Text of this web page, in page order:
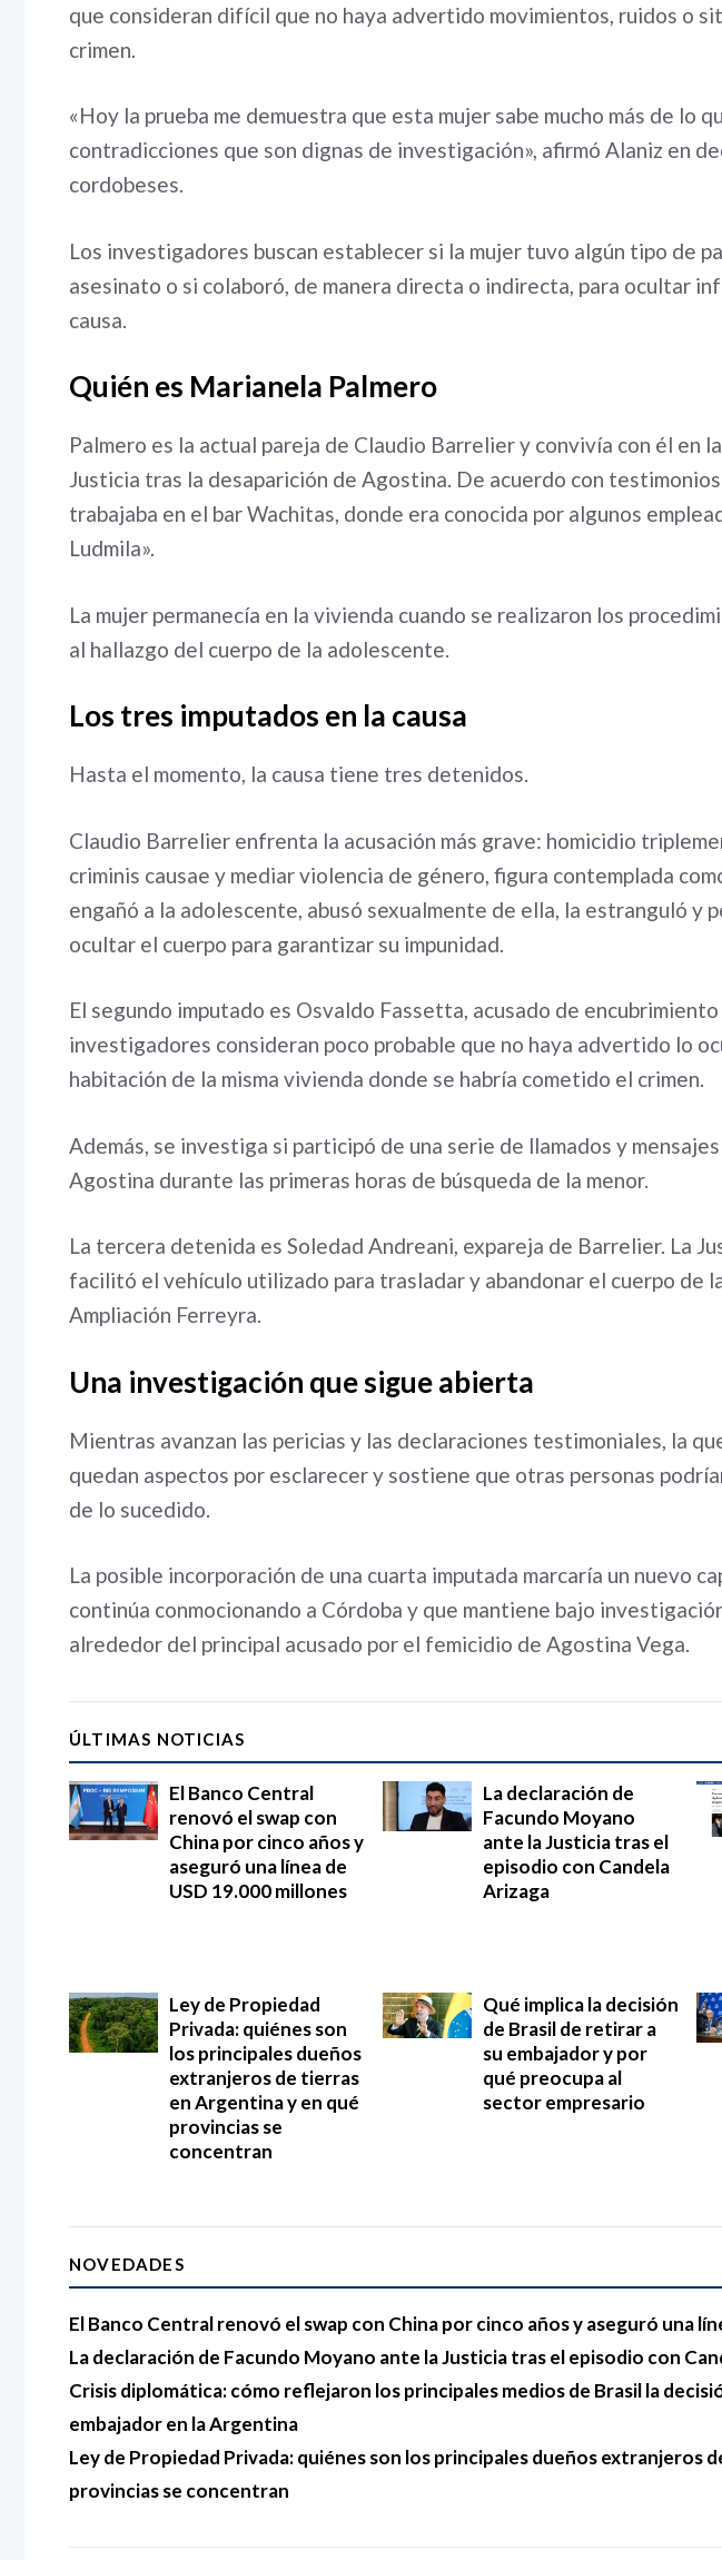
que consideran difícil que no haya advertido movimientos, ruidos o
crimen.
«Hoy la prueba me demuestra que esta mujer sabe mucho más de lo
contradicciones que son dignas de investigación», afirmó Alaniz en
cordobeses.
Los investigadores buscan establecer si la mujer tuvo algún tipo de
asesinato o si colaboró, de manera directa o indirecta, para ocultar
causa.
Quién es Marianela Palmero
Palmero es la actual pareja de Claudio Barrelier y convivía con él en
Justicia tras la desaparición de Agostina. De acuerdo con
trabajaba en el bar Wachitas, donde era conocida por algunos
Ludmila».
La mujer permanecía en la vivienda cuando se realizaron los
al hallazgo del cuerpo de la adolescente.
Los tres imputados en la causa
Hasta el momento, la causa tiene tres detenidos.
Claudio Barrelier enfrenta la acusación más grave: homicidio
criminis causae y mediar violencia de género, figura contemplada
engañó a la adolescente, abusó sexualmente de ella, la estranguló
ocultar el cuerpo para garantizar su impunidad.
El segundo imputado es Osvaldo Fassetta, acusado de
investigadores consideran poco probable que no haya advertido lo
habitación de la misma vivienda donde se habría cometido el crimen.
Además, se investiga si participó de una serie de llamados y
Agostina durante las primeras horas de búsqueda de la menor.
La tercera detenida es Soledad Andreani, expareja de Barrelier. La
facilitó el vehículo utilizado para trasladar y abandonar el cuerpo de
Ampliación Ferreyra.
Una investigación que sigue abierta
Mientras avanzan las pericias y las declaraciones testimoniales, la
quedan aspectos por esclarecer y sostiene que otras personas
de lo sucedido.
La posible incorporación de una cuarta imputada marcaría un nuevo
continúa conmocionando a Córdoba y que mantiene bajo
alrededor del principal acusado por el femicidio de Agostina Vega.
ÚLTIMAS NOTICIAS
El Banco Central
renovó el swap con
China por cinco años y
aseguró una línea de
USD 19.000 millones
La declaración de
Facundo Moyano
ante la Justicia tras el
episodio con Candela
Arizaga
Ley de Propiedad
Privada: quiénes son
los principales dueños
extranjeros de tierras
en Argentina y en qué
provincias se
concentran
Qué implica la decisión
de Brasil de retirar a
su embajador y por
qué preocupa al
sector empresario
NOVEDADES
El Banco Central renovó el swap con China por cinco años y aseguró una
La declaración de Facundo Moyano ante la Justicia tras el episodio con
Crisis diplomática: cómo reflejaron los principales medios de Brasil la
embajador en la Argentina
Ley de Propiedad Privada: quiénes son los principales dueños extranjeros
provincias se concentran